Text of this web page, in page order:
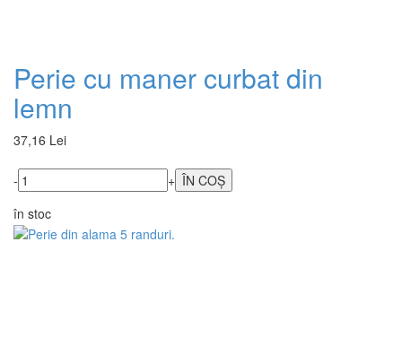
Perie cu maner curbat din
lemn
37,16 Lei
-
+
în stoc